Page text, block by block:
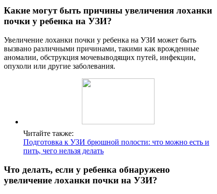
Какие могут быть причины увеличения лоханки
почки у ребенка на УЗИ?
Увеличение лоханки почки у ребенка на УЗИ может быть
вызвано различными причинами, такими как врожденные
аномалии, обструкция мочевыводящих путей, инфекции,
опухоли или другие заболевания.
Читайте также:
Подготовка к УЗИ брюшной полости: что можно есть и
пить, чего нельзя делать
Что делать, если у ребенка обнаружено
увеличение лоханки почки на УЗИ?